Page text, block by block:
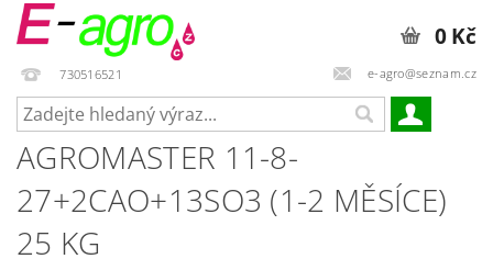
730516521 e-agro@seznam.cz
0 Kč
AGROMASTER 11-8-
27+2CAO+13SO3 (1-2 MĚSÍCE)
25 KG